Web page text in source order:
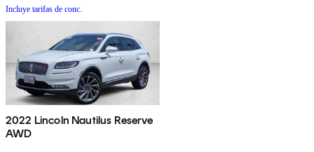
Incluye tarifas de conc.
2022 Lincoln Nautilus Reserve
AWD